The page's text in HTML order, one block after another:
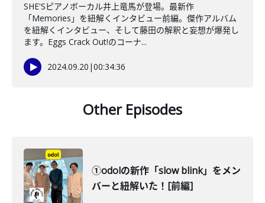
SHE'Sピアノボーカル井上竜馬が登場。最新作
「Memories」を紐解くインタビュー前編。傑作アルバム
を紐解くインタビュー、そして藤田の解釈と妄想が爆発し
ます。Eggs Crack Out!のコーナ...
2024.09.20 |00:34:36
Other Episodes
①odolの新作「slow blink」をメン
バーと紐解いた！[前編]